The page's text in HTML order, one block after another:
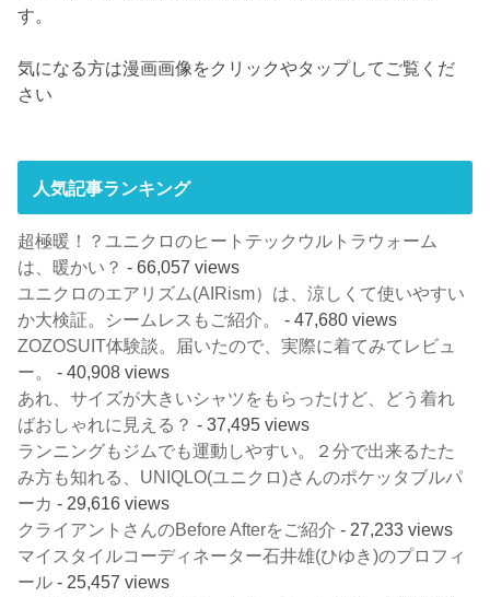
す。
気になる方は漫画画像をクリックやタップしてご覧くだ
さい
人気記事ランキング
超極暖！？ユニクロのヒートテックウルトラウォーム
は、暖かい？ - 66,057 views
ユニクロのエアリズム(AIRism）は、涼しくて使いやすい
か大検証。シームレスもご紹介。
- 47,680 views
ZOZOSUIT体験談。届いたので、実際に着てみてレビュ
ー。
- 40,908 views
あれ、サイズが大きいシャツをもらったけど、どう着れ
ばおしゃれに見える？ - 37,495 views
ランニングもジムでも運動しやすい。２分で出来るたた
み方も知れる、UNIQLO(ユニクロ)さんのポケッタブルパ
ーカ - 29,616 views
クライアントさんのBefore Afterをご紹介 - 27,233 views
マイスタイルコーディネーター石井雄(ひゆき)のプロフィ
ール - 25,457 views